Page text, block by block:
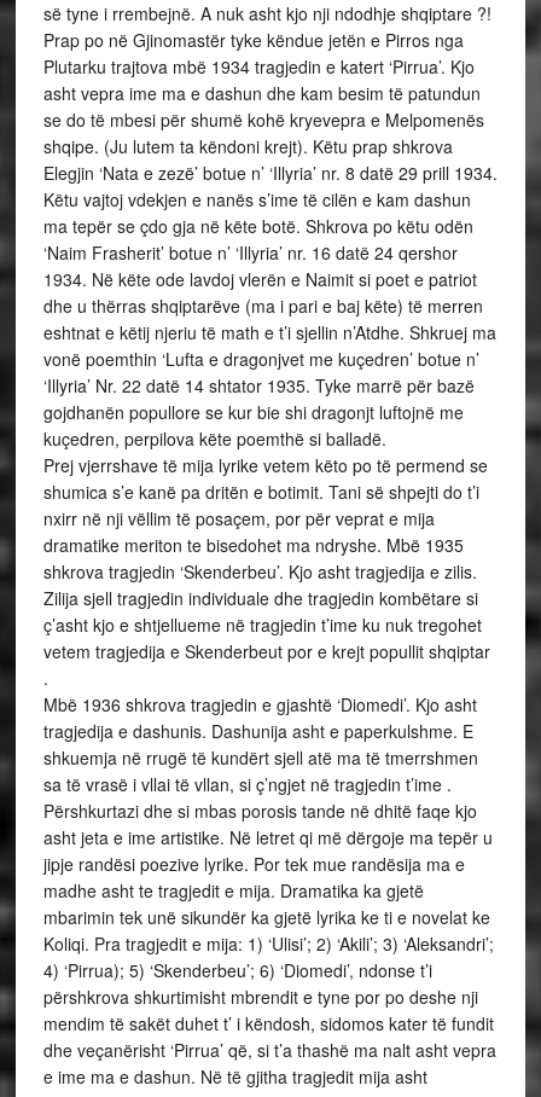
së tyne i rrembejnë. A nuk asht kjo nji ndodhje shqiptare ?!
Prap po në Gjinomastër tyke këndue jetën e Pirros nga
Plutarku trajtova mbë 1934 tragjedin e katert ‘Pirrua’. Kjo
asht vepra ime ma e dashun dhe kam besim të patundun
se do të mbesi për shumë kohë kryevepra e Melpomenës
shqipe. (Ju lutem ta këndoni krejt). Këtu prap shkrova
Elegjin ‘Nata e zezë’ botue n’ ‘Illyria’ nr. 8 datë 29 prill 1934.
Këtu vajtoj vdekjen e nanës s’ime të cilën e kam dashun
ma tepër se çdo gja në këte botë. Shkrova po këtu odën
‘Naim Frasherit’ botue n’ ‘Illyria’ nr. 16 datë 24 qershor
1934. Në këte ode lavdoj vlerën e Naimit si poet e patriot
dhe u thërras shqiptarëve (ma i pari e baj këte) të merren
eshtnat e këtij njeriu të math e t’i sjellin n’Atdhe. Shkruej ma
vonë poemthin ‘Lufta e dragonjvet me kuçedren’ botue n’
‘Illyria’ Nr. 22 datë 14 shtator 1935. Tyke marrë për bazë
gojdhanën popullore se kur bie shi dragonjt luftojnë me
kuçedren, perpilova këte poemthë si balladë.
Prej vjerrshave të mija lyrike vetem këto po të permend se
shumica s’e kanë pa dritën e botimit. Tani së shpejti do t’i
nxirr në nji vëllim të posaçem, por për veprat e mija
dramatike meriton te bisedohet ma ndryshe. Mbë 1935
shkrova tragjedin ‘Skenderbeu’. Kjo asht tragjedija e zilis.
Zilija sjell tragjedin individuale dhe tragjedin kombëtare si
ç’asht kjo e shtjellueme në tragjedin t’ime ku nuk tregohet
vetem tragjedija e Skenderbeut por e krejt popullit shqiptar
.
Mbë 1936 shkrova tragjedin e gjashtë ‘Diomedi’. Kjo asht
tragjedija e dashunis. Dashunija asht e paperkulshme. E
shkuemja në rrugë të kundërt sjell atë ma të tmerrshmen
sa të vrasë i vllai të vllan, si ç’ngjet në tragjedin t’ime .
Përshkurtazi dhe si mbas porosis tande në dhitë faqe kjo
asht jeta e ime artistike. Në letret qi më dërgoje ma tepër u
jipje randësi poezive lyrike. Por tek mue randësija ma e
madhe asht te tragjedit e mija. Dramatika ka gjetë
mbarimin tek unë sikundër ka gjetë lyrika ke ti e novelat ke
Koliqi. Pra tragjedit e mija: 1) ‘Ulisi’; 2) ‘Akili’; 3) ‘Aleksandri’;
4) ‘Pirrua); 5) ‘Skenderbeu’; 6) ‘Diomedi’, ndonse t’i
përshkrova shkurtimisht mbrendit e tyne por po deshe nji
mendim të sakët duhet t’ i këndosh, sidomos kater të fundit
dhe veçanërisht ‘Pirrua’ që, si t’a thashë ma nalt asht vepra
e ime ma e dashun. Në të gjitha tragjedit mija asht